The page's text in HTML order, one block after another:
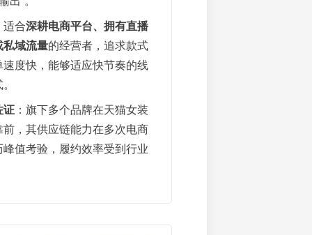
适合深耕电商平台、拥有直播
私域流量的经营者，追求款式
速度快，能够适应快节奏的线
证：旗下多个品牌在天猫女装
前，其供应链能力在多次电商
值考验，履约效率受到行业